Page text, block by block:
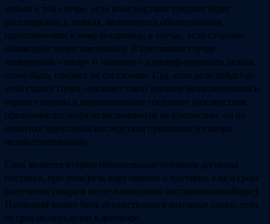
только в том случае, если впоследствии предмет будет
расшифрован в заявках, являющихся обязательными
приложениями к нему (например, в случае, если стороны
взаимодействуют постоянно). В противном случае
конкретный «товар» и «машину» идентифицировать нельзя,
стало быть, предмет не согласован. Суд, если дело дойдет до
этой стадии спора, признает такой договор незаключенным и
вернет стороны в первоначальное состояние (последствия
признания договора незаключенным не прописаны, но на
практике идентичны последствия признания договора
недействительным).
Срок является вторым обязательным условием договора
поставки, при этом речь идет именно о поставке, а не о сроке
получения товара в месте нахождения поставщика (выборке).
Последняя может быть осуществлена в разумные сроки, если
ее срок не определен в договоре.